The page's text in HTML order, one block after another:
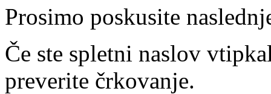
Prosimo poskusite
Če ste spletni naslov
preverite črkovanje.